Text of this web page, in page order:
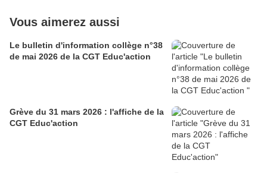
Vous aimerez aussi
Le bulletin d'information collège n°38
de mai 2026 de la CGT Educ'action
Grève du 31 mars 2026 : l'affiche de la
CGT Educ'action